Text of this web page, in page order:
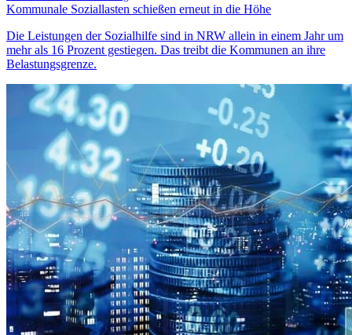
Kommunale Soziallasten schießen erneut in die Höhe
Die Leistungen der Sozialhilfe sind in NRW allein in einem Jahr um
mehr als 16 Prozent gestiegen. Das treibt die Kommunen an ihre
Belastungsgrenze.